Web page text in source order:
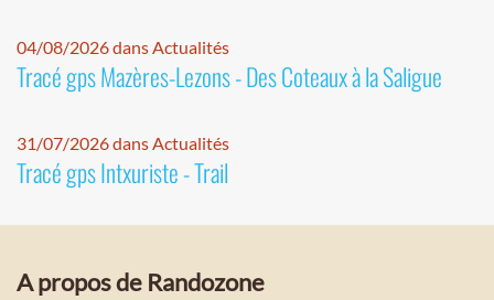
04/08/2026 dans Actualités
Tracé gps Mazères-Lezons - Des Coteaux à la Saligue
31/07/2026 dans Actualités
Tracé gps Intxuriste - Trail
A propos de Randozone